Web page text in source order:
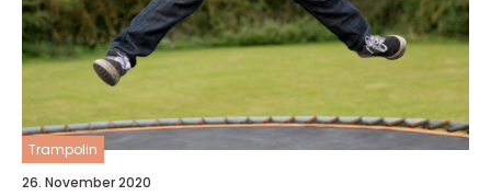
Trampolin
26. November 2020